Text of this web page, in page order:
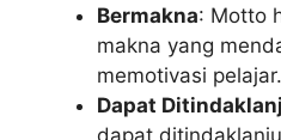
Bermakna: Motto
makna yang
memotivasi pelajar.
Dapat
dapat